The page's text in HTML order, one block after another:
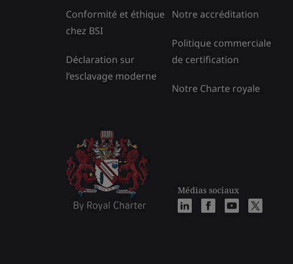
Conformité et éthique
chez BSI
Déclaration sur
l’esclavage moderne
Notre accréditation
Politique commerciale
de certification
Notre Charte royale
Médias sociaux